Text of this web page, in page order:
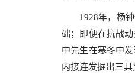
1928年，杨
础；即便在抗战
中先生在寒冬中
内接连发掘出三具